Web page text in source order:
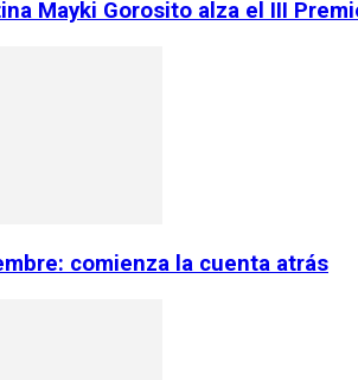
Mayki Gorosito alza el III
comienza la cuenta atrás